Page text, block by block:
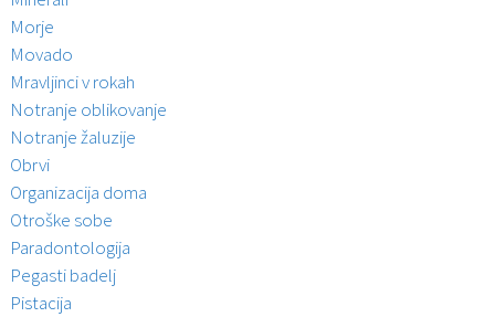
Morje
Movado
Mravljinci v rokah
Notranje oblikovanje
Notranje žaluzije
Obrvi
Organizacija doma
Otroške sobe
Paradontologija
Pegasti badelj
Pistacija